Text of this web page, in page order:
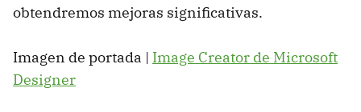
obtendremos mejoras significativas.
Imagen de portada | Image Creator de Microsoft
Designer